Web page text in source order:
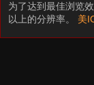
为了达到最佳浏览
以上的分辨率。 美